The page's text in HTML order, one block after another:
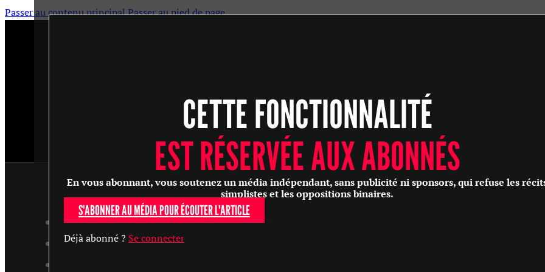
Passer au contenu principalPasser au pied de page
SANTÉ
PHILOSOPHIE
CULTURE
SOCIÉTÉ
ARTICLES
MASTERCLASS
CETTE FONCTIONNALITÉ
EST RÉSERVÉE AUX ABONNÉS
En vous abonnant, vous soutenez un média indépendant, sans publicité ni sponsors, qui refuse les
simplistes et les oppositions binaires.
S'ABONNER AU MÉDIA POUR ÉCOUTER L'ARTICLE
Déjà abonné ? Se connecter